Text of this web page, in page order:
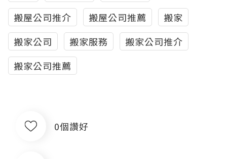
搬屋公司推介
搬屋公司推薦
搬家
搬家公司
搬家服務
搬家公司推介
搬家公司推薦
0個讚好